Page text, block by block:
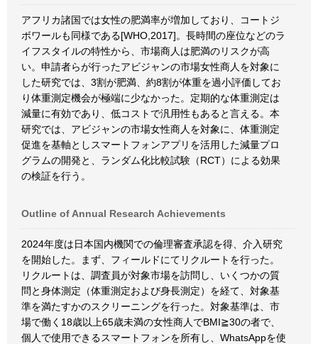
アフリカ諸国では女性の肥満率が増加しており、コートジ
ボワールも同様である[WHO,2017]。長時間の座位などのラ
イフスタイルの特性から、市場商人は肥満のリスクが高
い。申請者らが行ったアビジャンの市場女性商人を対象に
した研究では、3割が肥満、約8割が体重を過小評価してお
り体重測定機会が極端に少なかった。定期的な体重測定は
減量に有効であり、低コストで汎用性もあると言える。本
研究では、アビジャンの市場女性商人を対象に、体重測定
促進を基軸としスマートフォンアプリを活用した減量プロ
グラムの開発と、ランダム化比較試験（RCT）による効果
の検証を行う。
Outline of Annual Research Achievements
2024年度は日本国内機関での倫理審査承認を得、介入研究
を開始した。まず、フィールドにてリクルートを行った。
リクルートは、調査員が対象市場を訪問し、いくつかの質
問と身体測定（体重測定および身長測定）を経て、対象基
準を満たすかのスクリーニングを行った。対象基準は、市
場で働く18歳以上65歳未満の女性商人でBMI≧30の者で、
個人で使用できるスマートフォンを所有し、WhatsAppを使